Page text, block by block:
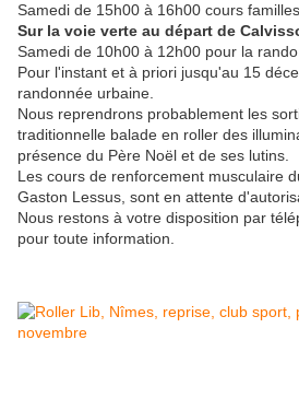
Samedi de 15h00 à 16h00 cours
Sur la voie verte au départ de
Samedi de 10h00 à 12h00 pour la
Pour l'instant et à priori jusqu'au 15
randonnée urbaine.
Nous reprendrons probablement les
traditionnelle balade en roller des
présence du Père Noël et de ses lutins.
Les cours de renforcement musculaire
Gaston Lessus, sont en attente
Nous restons à votre disposition par
pour toute information.